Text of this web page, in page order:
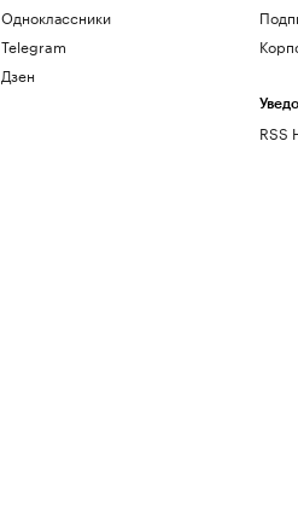
Одноклассники
Telegram
Дзен
RSS